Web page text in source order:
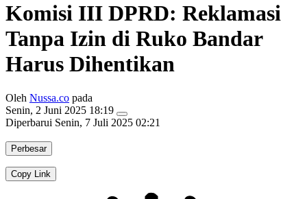
Komisi III DPRD: Reklamasi
Tanpa Izin di Ruko Bandar
Harus Dihentikan
Oleh Nussa.co pada
Senin, 2 Juni 2025 18:19
Diperbarui Senin, 7 Juli 2025 02:21
Perbesar
Copy Link